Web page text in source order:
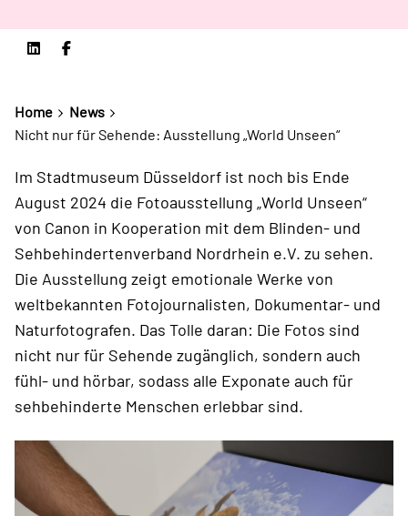
Home
News
Nicht nur für Sehende: Ausstellung „World Unseen“
Im Stadtmuseum Düsseldorf ist noch bis Ende
August 2024 die Fotoausstellung „World Unseen“
von Canon in Kooperation mit dem Blinden- und
Sehbehindertenverband Nordrhein e.V. zu sehen.
Die Ausstellung zeigt emotionale Werke von
weltbekannten Fotojournalisten, Dokumentar- und
Naturfotografen. Das Tolle daran: Die Fotos sind
nicht nur für Sehende zugänglich, sondern auch
fühl- und hörbar, sodass alle Exponate auch für
sehbehinderte Menschen erlebbar sind.